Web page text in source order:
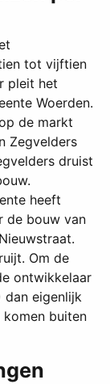
tot vijftien
pleit het
Woerden.
de markt
Zegvelders
druist
heeft
de bouw van
Om de
ontwikkelaar
dan eigenlijk
komen buiten